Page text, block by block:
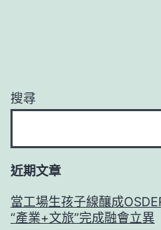
搜尋
近期文章
當工場生孩子線釀成
“產業+文旅”完成融會立異